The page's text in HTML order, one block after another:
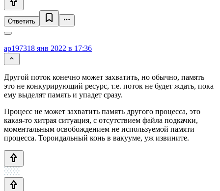
Ответить
ap197318 янв 2022 в 17:36
Другой поток конечно может захватить, но обычно, память
это не конкурирующий ресурс, т.е. поток не будет ждать, пока
ему выделят память и упадет сразу.
Процесс не может захватить память другого процесса, это
какая-то хитрая ситуация, с отсутствием файла подкачки,
моментальным освобождением не используемой памяти
процесса. Тороидальный конь в вакууме, уж извините.